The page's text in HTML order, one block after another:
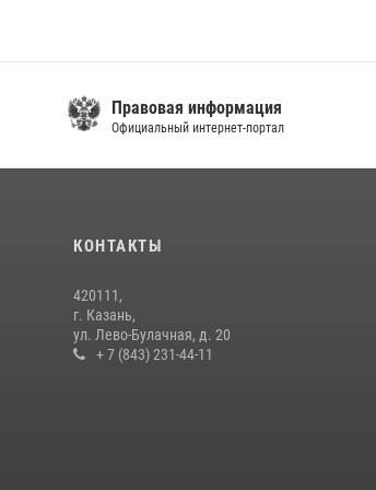
Правовая информация
Официальный интернет-портал
КОНТАКТЫ
420111,
г. Казань,
ул. Лево-Булачная, д. 20
+ 7 (843) 231-44-11